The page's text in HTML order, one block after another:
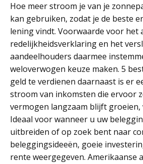
Hoe meer stroom je van je
kan gebruiken, zodat je de beste
lening vindt. Voorwaarde voor het
redelijkheidsverklaring en het
aandeelhouders daarmee
weloverwogen keuze maken. 5
geld te verdienen daarnaast is er
stroom van inkomsten die ervoor
vermogen langzaam blijft groeien,
Ideaal voor wanneer u uw
uitbreiden of op zoek bent naar
beleggingsideeën, goeie
rente weergegeven. Amerikaanse